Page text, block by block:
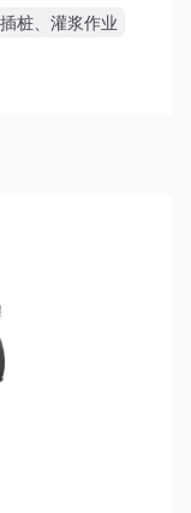
插桩、灌浆作业